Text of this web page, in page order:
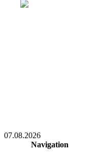
07.08.2026
Navigation